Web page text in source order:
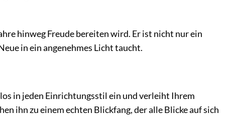
hinweg Freude bereiten wird. Er ist nicht nur ein
in ein angenehmes Licht taucht.
in jeden Einrichtungsstil ein und verleiht Ihrem
ihn zu einem echten Blickfang, der alle Blicke auf sich